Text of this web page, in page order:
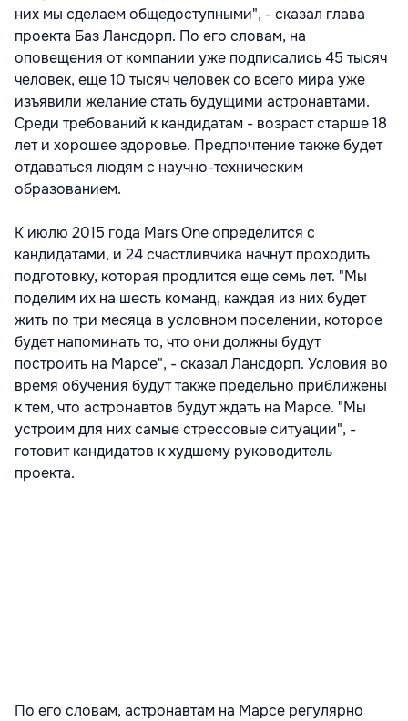
них мы сделаем общедоступными", - сказал глава
проекта Баз Лансдорп. По его словам, на
оповещения от компании уже подписались 45 тысяч
человек, еще 10 тысяч человек со всего мира уже
изъявили желание стать будущими астронавтами.
Среди требований к кандидатам - возраст старше 18
лет и хорошее здоровье. Предпочтение также будет
отдаваться людям с научно-техническим
образованием.
К июлю 2015 года Mars One определится с
кандидатами, и 24 счастливчика начнут проходить
подготовку, которая продлится еще семь лет. "Мы
поделим их на шесть команд, каждая из них будет
жить по три месяца в условном поселении, которое
будет напоминать то, что они должны будут
построить на Марсе", - сказал Лансдорп. Условия во
время обучения будут также предельно приближены
к тем, что астронавтов будут ждать на Марсе. "Мы
устроим для них самые стрессовые ситуации", -
готовит кандидатов к худшему руководитель
проекта.
По его словам, астронавтам на Марсе регулярно